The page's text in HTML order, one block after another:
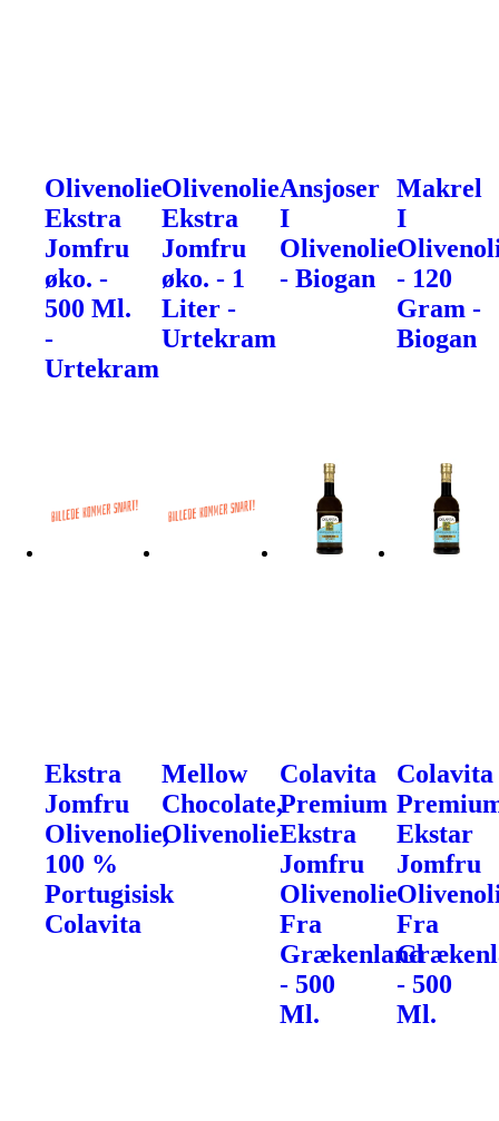
Olivenolie
Ekstra
Jomfru
øko. -
500 Ml.
-
Urtekram
Olivenolie
Ekstra
Jomfru
øko. - 1
Liter -
Urtekram
Ansjoser
I
Olivenolie
- Biogan
Makrel
I
- 120
Gram -
Biogan
Ekstra
Jomfru
Olivenolie,
100 %
Portugisisk
Colavita
Mellow
Chocolate,
Olivenolie
Colavita
Premium
Ekstra
Jomfru
Olivenolie
Fra
Grækenland
- 500
Ml.
Colavita
Ekstar
Jomfru
Fra
- 500
Ml.